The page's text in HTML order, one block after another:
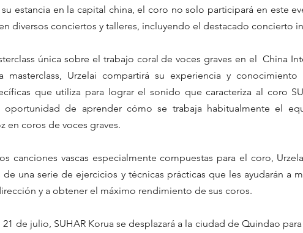
estancia en la capital china, el coro no solo participará en este
diversos conciertos y talleres, incluyendo el destacado concierto
única sobre el trabajo coral de voces graves en el  China
masterclass, Urzelai compartirá su experiencia y conocimiento
que utiliza para lograr el sonido que caracteriza al coro
oportunidad de aprender cómo se trabaja habitualmente el
en coros de voces graves.
canciones vascas especialmente compuestas para el coro,
de una serie de ejercicios y técnicas prácticas que les ayudarán a
y a obtener el máximo rendimiento de sus coros.
de julio, SUHAR Korua se desplazará a la ciudad de Quindao